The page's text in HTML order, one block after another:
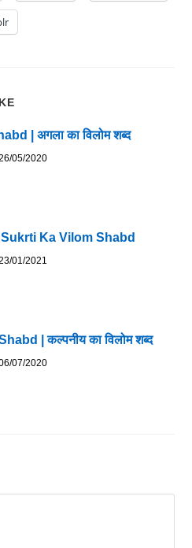
| अगला का विलोम शब्द
05/2020
Sukrti Ka Vilom Shabd
01/2021
| कल्पनीय का विलोम शब्द
07/2020